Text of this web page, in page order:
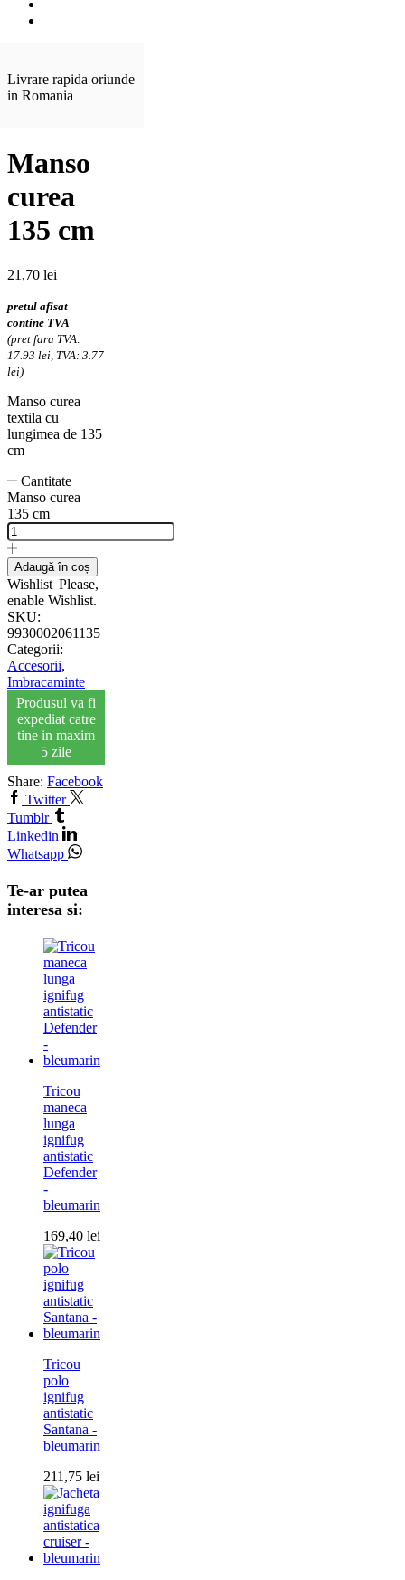
Livrare rapida oriunde
in Romania
Manso
curea
135 cm
21,70 lei
pretul afisat
contine TVA
(pret fara TVA:
17.93 lei, TVA: 3.77
lei)
Manso curea
textila cu
lungimea de 135
cm
Cantitate
Manso curea
135 cm
Adaugă în coș
Wishlist Please,
enable Wishlist.
SKU:
9930002061135
Categorii:
Accesorii,
Imbracaminte
Produsul va fi
expediat catre
tine in maxim
5 zile
Share: Facebook
Twitter
Tumblr
Linkedin
Whatsapp
Te-ar putea
interesa si:
Tricou
maneca
lunga
ignifug
antistatic
Defender
-
bleumarin
169,40 lei
Tricou
polo
ignifug
antistatic
Santana -
bleumarin
211,75 lei